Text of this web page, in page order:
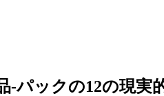
-パックの12の現実